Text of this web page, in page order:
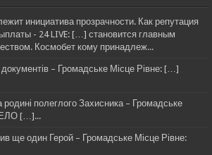
инициатива прозрачности. Как репутация
- 24 LIVE: […] становится главным
Космобет кому принадлеж...
– Громадське Місце Рівне: […]
полеглого Захисника – Громадське
[…]...
ще один Герой – Громадське Місце Рівне: